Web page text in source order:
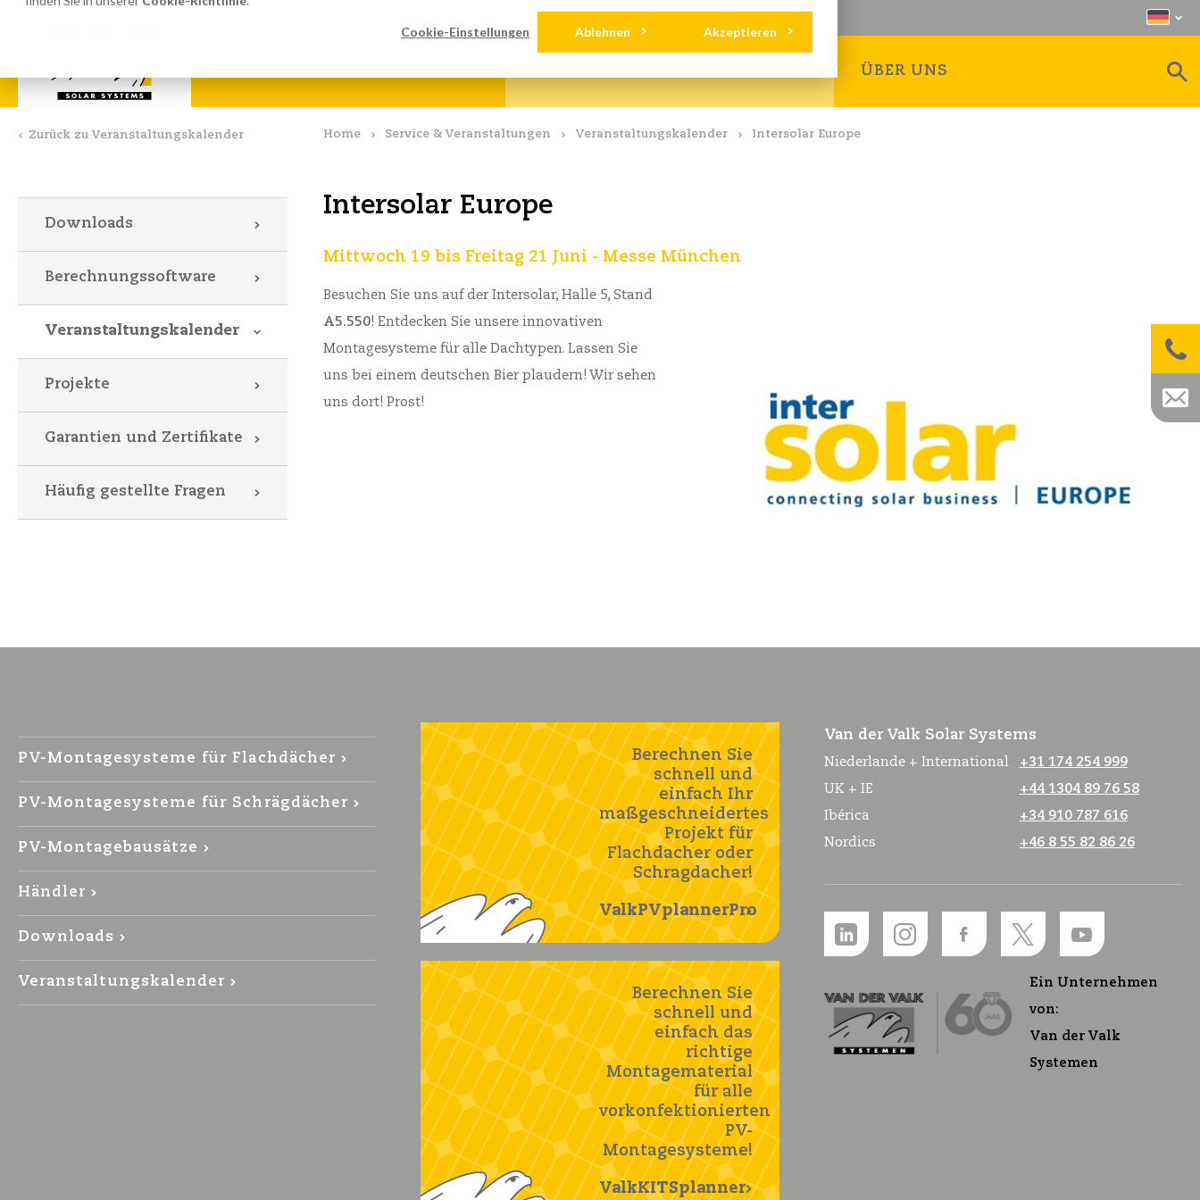
Cookie-Einstellungen Akzeptieren
Ablehnen
ÜBER UNS
Home Service & Veranstaltungen Veranstaltungskalender Intersolar Europe
Intersolar Europe
Mittwoch 19 bis Freitag 21 Juni - Messe München
Besuchen Sie uns auf der Intersolar, Halle 5, Stand
A5.550! Entdecken Sie unsere innovativen
Montagesysteme für alle Dachtypen. Lassen Sie
uns bei einem deutschen Bier plaudern! Wir sehen
uns dort! Prost!
Zurück zu Veranstaltungskalender
Downloads
Berechnungssoftware
Veranstaltungskalender
Projekte
Garantien und Zertifikate
Häufig gestellte Fragen
PV-Montagesysteme für Flachdächer
PV-Montagesysteme für Schrägdächer
PV-Montagebausätze
Händler
Downloads
Veranstaltungskalender
Berechnen Sie
schnell und
einfach Ihr
maßgeschneidertes
Projekt für
Flachdacher oder
Schragdacher!
ValkPVplannerPro
Berechnen Sie
schnell und
einfach das
richtige
Montagematerial
für alle
vorkonfektionierten
PV-
Montagesysteme!
ValkKITSplanner
Van der Valk Solar Systems
Niederlande + International
+31 174 254 999
UK + IE
+44 1304 89 76 58
Ibérica
+34 910 787 616
Nordics
+46 8 55 82 86 26
Ein Unternehmen
von:
Van der Valk
Systemen